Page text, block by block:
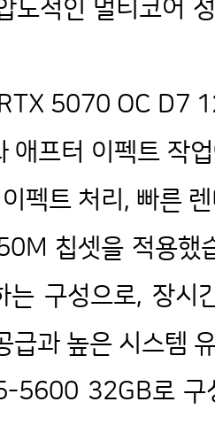
도적인 멀티코어
5070 OC D7
애프터 이펙트 작
펙트 처리, 빠른
칩셋을 적용했
는 구성으로, 장시
급과 높은 시스템
5600 32GB로 구